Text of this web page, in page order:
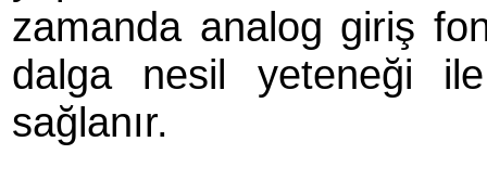
zamanda analog giriş
dalga nesil yeteneği
sağlanır.